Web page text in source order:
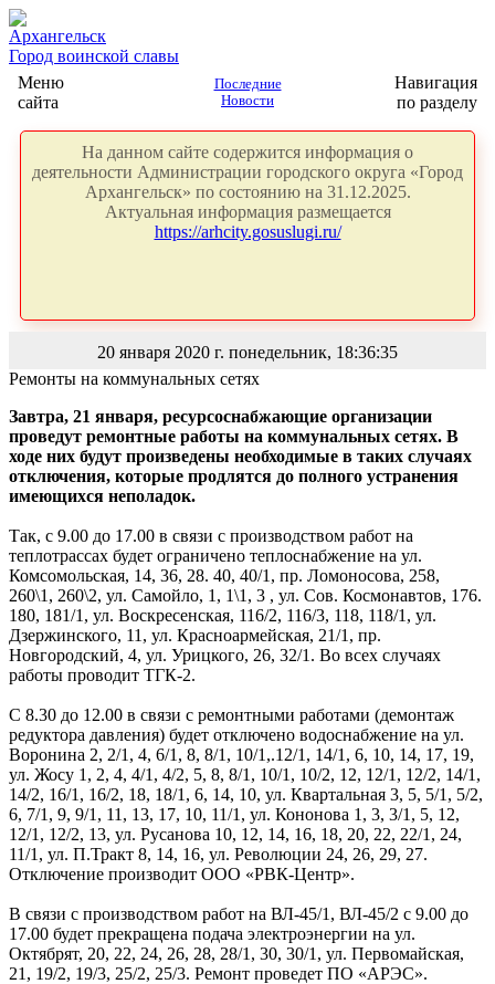
Архангельск
Город воинской славы
Меню
сайта
Последние
Новости
Навигация
по разделу
На данном сайте содержится информация о
деятельности Администрации городского округа «Город
Архангельск» по состоянию на 31.12.2025.
Актуальная информация размещается
https://arhcity.gosuslugi.ru/
20 января 2020 г. понедельник, 18:36:35
Ремонты на коммунальных сетях
Завтра, 21 января, ресурсоснабжающие организации
проведут ремонтные работы на коммунальных сетях. В
ходе них будут произведены необходимые в таких случаях
отключения, которые продлятся до полного устранения
имеющихся неполадок.
Так, с 9.00 до 17.00 в связи с производством работ на
теплотрассах будет ограничено теплоснабжение на ул.
Комсомольская, 14, 36, 28. 40, 40/1, пр. Ломоносова, 258,
260\1, 260\2, ул. Самойло, 1, 1\1, 3 , ул. Сов. Космонавтов, 176.
180, 181/1, ул. Воскресенская, 116/2, 116/3, 118, 118/1, ул.
Дзержинского, 11, ул. Красноармейская, 21/1, пр.
Новгородский, 4, ул. Урицкого, 26, 32/1. Во всех случаях
работы проводит ТГК-2.
С 8.30 до 12.00 в связи с ремонтными работами (демонтаж
редуктора давления) будет отключено водоснабжение на ул.
Воронина 2, 2/1, 4, 6/1, 8, 8/1, 10/1,.12/1, 14/1, 6, 10, 14, 17, 19,
ул. Жосу 1, 2, 4, 4/1, 4/2, 5, 8, 8/1, 10/1, 10/2, 12, 12/1, 12/2, 14/1,
14/2, 16/1, 16/2, 18, 18/1, 6, 14, 10, ул. Квартальная 3, 5, 5/1, 5/2,
6, 7/1, 9, 9/1, 11, 13, 17, 10, 11/1, ул. Кононова 1, 3, 3/1, 5, 12,
12/1, 12/2, 13, ул. Русанова 10, 12, 14, 16, 18, 20, 22, 22/1, 24,
11/1, ул. П.Тракт 8, 14, 16, ул. Революции 24, 26, 29, 27.
Отключение производит ООО «РВК-Центр».
В связи с производством работ на ВЛ-45/1, ВЛ-45/2 с 9.00 до
17.00 будет прекращена подача электроэнергии на ул.
Октябрят, 20, 22, 24, 26, 28, 28/1, 30, 30/1, ул. Первомайская,
21, 19/2, 19/3, 25/2, 25/3. Ремонт проведет ПО «АРЭС».